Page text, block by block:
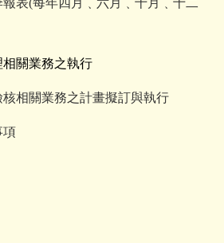
表(每年四月﹑六月﹑十月﹑十二
關業務之執行
相關業務之計畫擬訂與執行
項